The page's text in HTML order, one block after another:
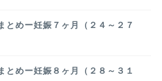
とめー妊娠７ヶ月（２４～２７
とめー妊娠８ヶ月（２８～３１